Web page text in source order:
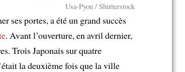
Usa-Pyon / Shutterstock
ses portes, a été un grand succès
. Avant l’ouverture, en avril dernier,
Trois Japonais sur quatre
la deuxième fois que la ville